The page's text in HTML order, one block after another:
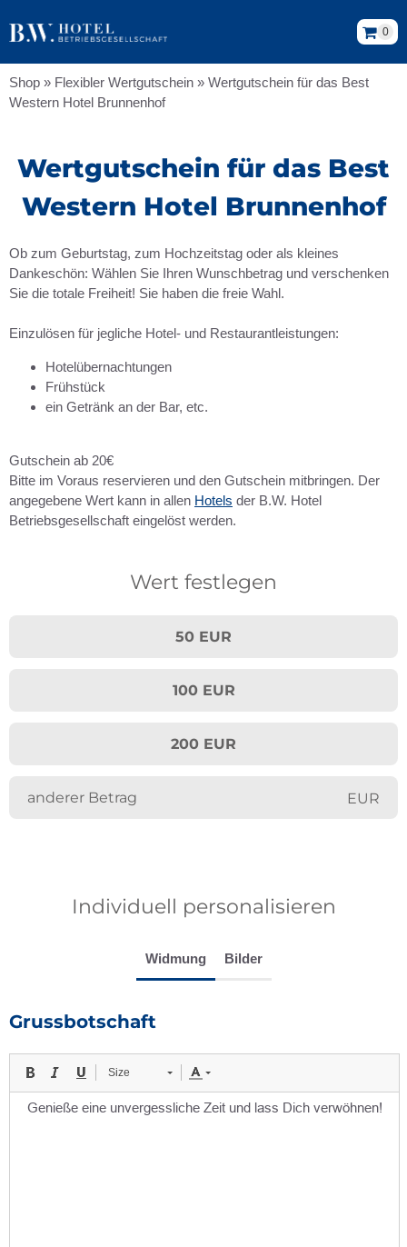
0
Shop » Flexibler Wertgutschein » Wertgutschein für das Best
Western Hotel Brunnenhof
Wertgutschein für das Best
Western Hotel Brunnenhof
Ob zum Geburtstag, zum Hochzeitstag oder als kleines
Dankeschön: Wählen Sie Ihren Wunschbetrag und verschenken
Sie die totale Freiheit! Sie haben die freie Wahl.
Einzulösen für jegliche Hotel- und Restaurantleistungen:
Hotelübernachtungen
Frühstück
ein Getränk an der Bar, etc.
Gutschein ab 20€
Bitte im Voraus reservieren und den Gutschein mitbringen. Der
angegebene Wert kann in allen Hotels der B.W. Hotel
Betriebsgesellschaft eingelöst werden.
Wert festlegen
50 EUR
100 EUR
200 EUR
EUR
Individuell personalisieren
Widmung Bilder
Grussbotschaft
Size